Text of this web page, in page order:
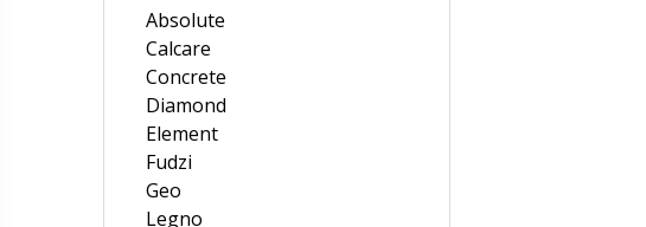
Absolute
Calcare
Concrete
Diamond
Element
Fudzi
Geo
Legno